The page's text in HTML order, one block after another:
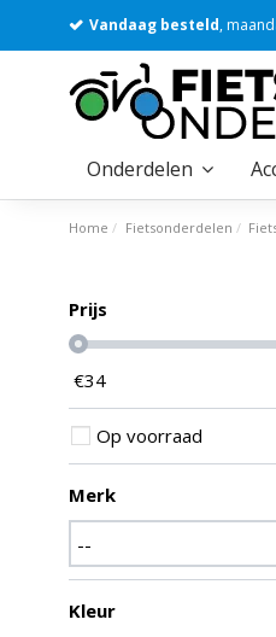
Vandaag besteld,
Onderdelen
Home Fietsonderdelen
Prijs
€34
Op voorraad
Merk
Kleur